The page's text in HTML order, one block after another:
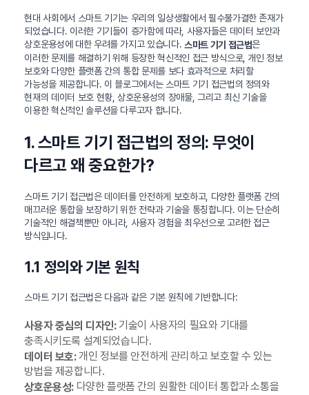
현대 사회에서 스마트 기기는 우리의 일상생활에서 필수불가결한 존재가
되었습니다. 이러한 기기들이 증가함에 따라, 사용자들은 데이터 보안과
상호운용성에 대한 우려를 가지고 있습니다. 스마트 기기 접근법은
이러한 문제를 해결하기 위해 등장한 혁신적인 접근 방식으로, 개인 정보
보호와 다양한 플랫폼 간의 통합 문제를 보다 효과적으로 처리할
가능성을 제공합니다. 이 블로그에서는 스마트 기기 접근법의 정의와
현재의 데이터 보호 현황, 상호운용성의 장애물, 그리고 최신 기술을
이용한 혁신적인 솔루션을 다루고자 합니다.
1. 스마트 기기 접근법의 정의: 무엇이
다르고 왜 중요한가?
스마트 기기 접근법은 데이터를 안전하게 보호하고, 다양한 플랫폼 간의
매끄러운 통합을 보장하기 위한 전략과 기술을 통칭합니다. 이는 단순히
기술적인 해결책뿐만 아니라, 사용자 경험을 최우선으로 고려한 접근
방식입니다.
1.1 정의와 기본 원칙
스마트 기기 접근법은 다음과 같은 기본 원칙에 기반합니다:
사용자 중심의 디자인:기술이 사용자의 필요와 기대를
충족시키도록 설계되었습니다.
데이터 보호:개인 정보를 안전하게 관리하고 보호할 수 있는
방법을 제공합니다.
상호운용성:다양한 플랫폼 간의 원활한 데이터 통합과 소통을